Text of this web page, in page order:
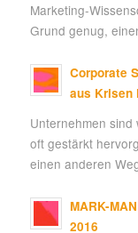
Marketing-
Grund genug,
Corporate
aus Krisen
Unternehmen sind
oft gestärkt
einen anderen
MARK-
2016